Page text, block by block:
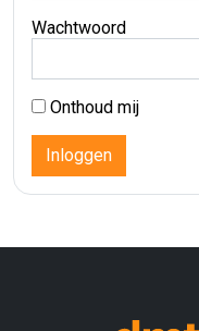
Wachtwoord
Onthoud mij